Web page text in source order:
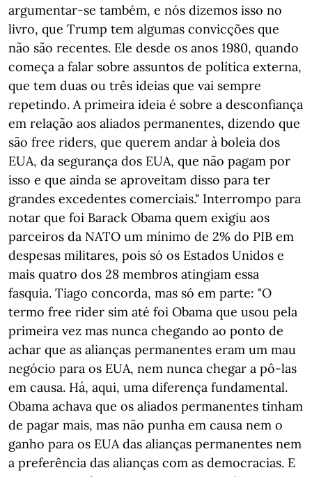
argumentar-se também, e nós dizemos isso no
livro, que Trump tem algumas convicções que
não são recentes. Ele desde os anos 1980, quando
começa a falar sobre assuntos de política externa,
que tem duas ou três ideias que vai sempre
repetindo. A primeira ideia é sobre a desconfiança
em relação aos aliados permanentes, dizendo que
são free riders, que querem andar à boleia dos
EUA, da segurança dos EUA, que não pagam por
isso e que ainda se aproveitam disso para ter
grandes excedentes comerciais." Interrompo para
notar que foi Barack Obama quem exigiu aos
parceiros da NATO um mínimo de 2% do PIB em
despesas militares, pois só os Estados Unidos e
mais quatro dos 28 membros atingiam essa
fasquia. Tiago concorda, mas só em parte: "O
termo free rider sim até foi Obama que usou pela
primeira vez mas nunca chegando ao ponto de
achar que as alianças permanentes eram um mau
negócio para os EUA, nem nunca chegar a pô-las
em causa. Há, aqui, uma diferença fundamental.
Obama achava que os aliados permanentes tinham
de pagar mais, mas não punha em causa nem o
ganho para os EUA das alianças permanentes nem
a preferência das alianças com as democracias. E